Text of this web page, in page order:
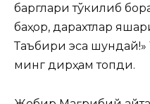
барглари тўкилиб
баҳор, дарахтлар
Таъбири эса
минг дирҳам топди.